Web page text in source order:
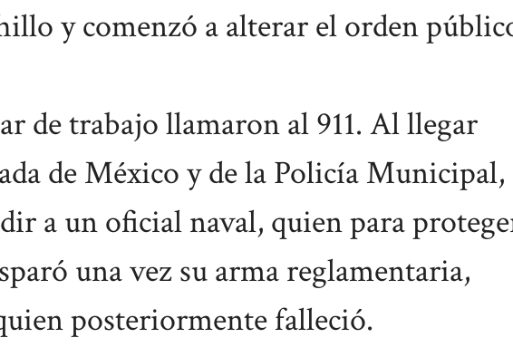
y comenzó a alterar el orden
de trabajo llamaron al 911. Al llegar
de México y de la Policía Municipal,
a un oficial naval, quien para
una vez su arma reglamentaria,
posteriormente falleció.